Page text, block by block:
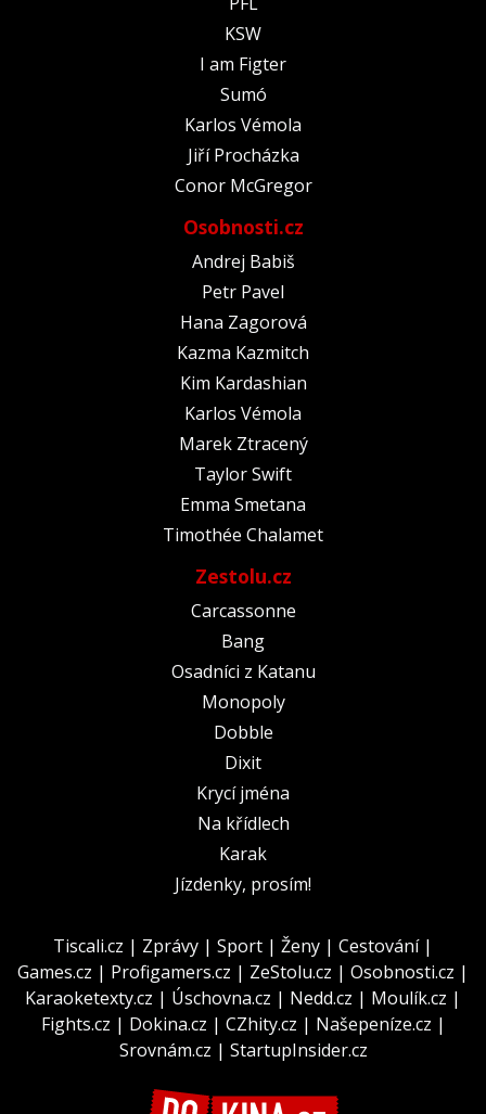
KSW
I am Figter
Sumó
Karlos Vémola
Jiří Procházka
Conor McGregor
Osobnosti.cz
Andrej Babiš
Petr Pavel
Hana Zagorová
Kazma Kazmitch
Kim Kardashian
Karlos Vémola
Marek Ztracený
Taylor Swift
Emma Smetana
Timothée Chalamet
Zestolu.cz
Carcassonne
Bang
Osadníci z Katanu
Monopoly
Dobble
Dixit
Krycí jména
Na křídlech
Karak
Jízdenky, prosím!
Tiscali.cz | Zprávy | Sport | Ženy | Cestování|
Games.cz | Profigamers.cz | ZeStolu.cz | Osobnosti.cz |
Karaoketexty.cz | Úschovna.cz | Nedd.cz | Moulík.cz |
Fights.cz | Dokina.cz | CZhity.cz | Našepeníze.cz |
Srovnám.cz | StartupInsider.cz